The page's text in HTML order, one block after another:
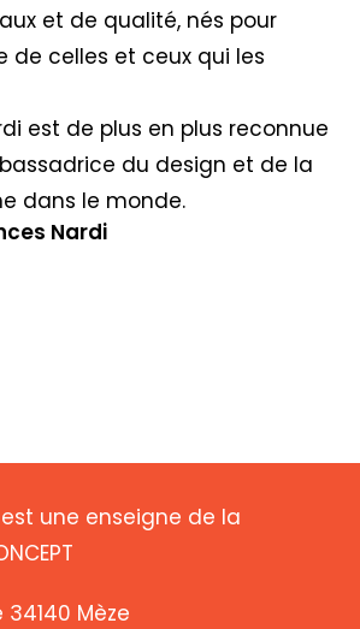
et de qualité, nés pour
de celles et ceux qui les
est de plus en plus reconnue
du design et de la
dans le monde.
Nardi
est une enseigne de la
Mèze